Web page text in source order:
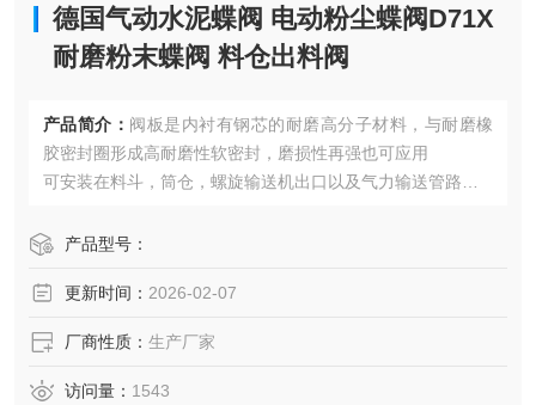
德国气动水泥蝶阀 电动粉尘蝶阀D71X
耐磨粉末蝶阀 料仓出料阀
产品简介： 阀板是内衬有钢芯的耐磨高分子材料，与耐磨橡
胶密封圈形成高耐磨性软密封，磨损性再强也可应用
可安装在料斗，筒仓，螺旋输送机出口以及气力输送管路上
料阀产品型号：
更新时间： 2026-02-07
厂商性质： 生产厂家
访问量： 1543